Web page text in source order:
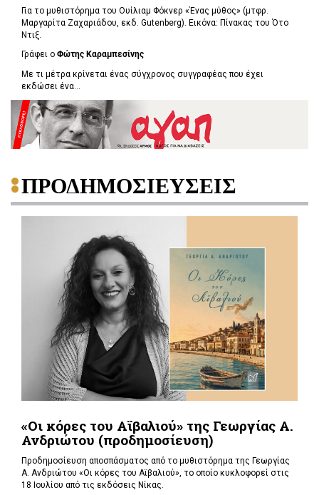
Για το μυθιστόρημα του Ουίλιαμ Φόκνερ «Ένας μύθος» (μτφρ.
Μαργαρίτα Ζαχαριάδου, εκδ. Gutenberg). Εικόνα: Πίνακας του Ότο
Ντιξ.
Γράφει ο Φώτης Καραμπεσίνης
Με τι μέτρα κρίνεται ένας σύγχρονος συγγραφέας που έχει
εκδώσει ένα...
ΠΡΟΔΗΜΟΣΙΕΥΣΕΙΣ
«Οι κόρες του Αϊβαλιού» της Γεωργίας Α.
Ανδριώτου (προδημοσίευση)
Προδημοσίευση αποσπάσματος από το μυθιστόρημα της Γεωργίας
Α. Ανδριώτου «Οι κόρες του Αϊβαλιού», το οποίο κυκλοφορεί στις
18 Ιουλίου από τις εκδόσεις Νίκας.